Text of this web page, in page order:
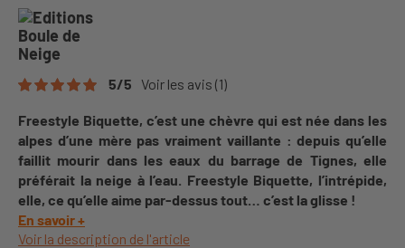
5/5 Voir les avis (1)
Freestyle Biquette, c’est une chèvre qui est née dans les
alpes d’une mère pas vraiment vaillante : depuis qu’elle
faillit mourir dans les eaux du barrage de Tignes, elle
préférait la neige à l’eau. Freestyle Biquette, l’intrépide,
elle, ce qu’elle aime par-dessus tout… c’est la glisse !
En savoir +
Voir la description de l'article